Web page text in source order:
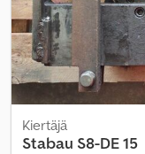
Kiertäjä
Stabau S8-DE 15